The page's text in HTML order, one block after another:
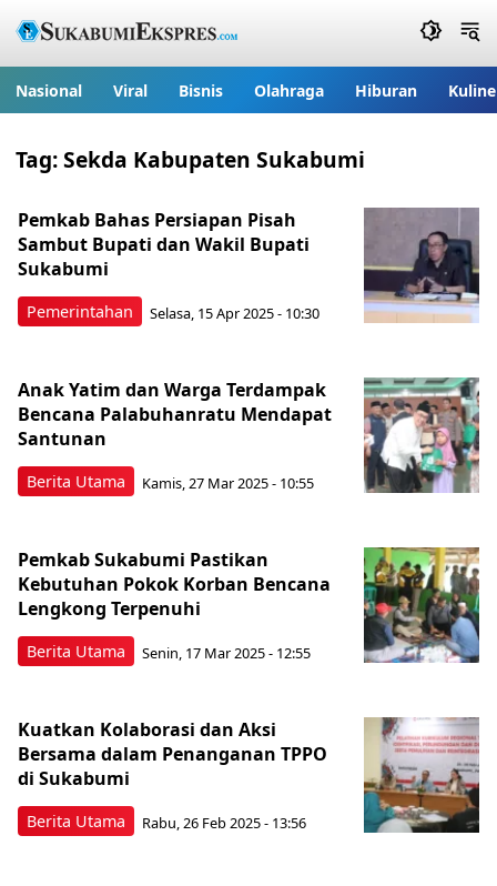
Nasional Viral Bisnis Olahraga Hiburan
Tag:Sekda Kabupaten Sukabumi
Pemerintahan
Pemkab Bahas Persiapan Pisah
Sambut Bupati dan Wakil Bupati
Sukabumi
Selasa, 15 Apr 2025 - 10:30
Berita Utama
Anak Yatim dan Warga Terdampak
Bencana Palabuhanratu Mendapat
Santunan
Kamis, 27 Mar 2025 - 10:55
Berita Utama
Pemkab Sukabumi Pastikan
Kebutuhan Pokok Korban Bencana
Lengkong Terpenuhi
Senin, 17 Mar 2025 - 12:55
Berita Utama
Kuatkan Kolaborasi dan Aksi
Bersama dalam Penanganan TPPO
di Sukabumi
Rabu, 26 Feb 2025 - 13:56